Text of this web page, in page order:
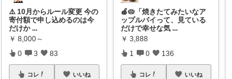
⚠️ 10月からルール変更 今の
寄付額で申し込めるのは今
だけか ...
￥ 8,000～
0 3 83
コレ いいね
🍎🥧「焼きたてみたいなア
ップルパイって、見ている
だけで幸せな気 ...
￥ 3,888
1 0 136
コレ いいね